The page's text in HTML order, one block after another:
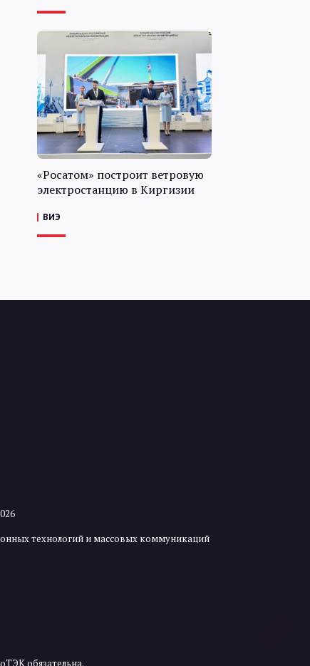
«Росатом» построит ветровую
электростанцию в Киргизии
ВИЭ
технологий и массовых коммуникаций
обязательна.